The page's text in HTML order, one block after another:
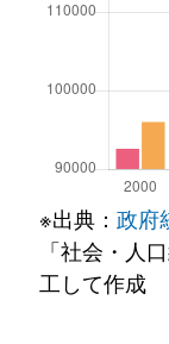
※出典： 政府
「社会・人
工して作成